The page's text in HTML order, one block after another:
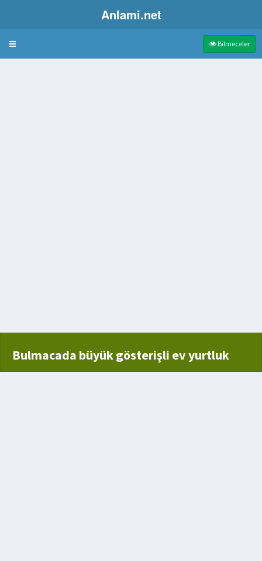
Anlami.net
Bulmaca Bilmeceler
Bulmacada büyük gösterişli ev yurtluk